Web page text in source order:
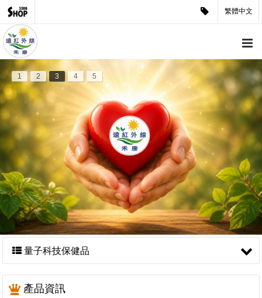
繁體中文
1 2 3 4 5
量子科技保健品
產品資訊